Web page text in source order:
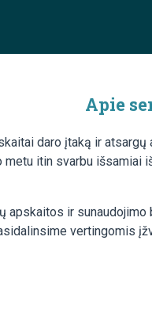
Apie
daro įtaką ir
itin svarbu
apskaitos ir
vertingomis